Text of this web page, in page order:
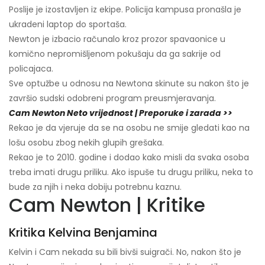
Poslije je izostavljen iz ekipe. Policija kampusa pronašla je
ukradeni laptop do sportaša.
Newton je izbacio računalo kroz prozor spavaonice u
komično nepromišljenom pokušaju da ga sakrije od
policajaca.
Sve optužbe u odnosu na Newtona skinute su nakon što je
završio sudski odobreni program preusmjeravanja.
Cam Newton Neto vrijednost | Preporuke i zarada >>
Rekao je da vjeruje da se na osobu ne smije gledati kao na
lošu osobu zbog nekih glupih grešaka.
Rekao je to 2010. godine i dodao kako misli da svaka osoba
treba imati drugu priliku. Ako ispuše tu drugu priliku, neka to
bude za njih i neka dobiju potrebnu kaznu.
Cam Newton | Kritike
Kritika Kelvina Benjamina
Kelvin i Cam nekada su bili bivši suigrači. No, nakon što je